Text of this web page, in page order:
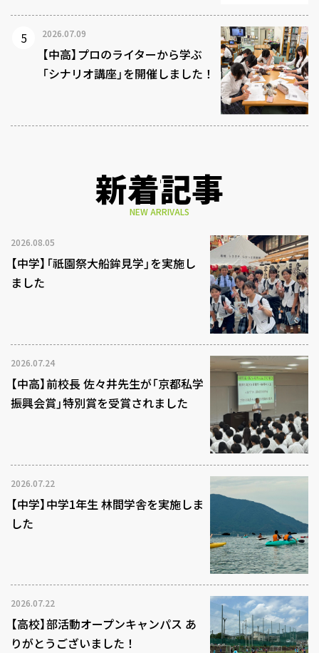
2026.07.09
【中高】プロのライターから学ぶ
「シナリオ講座」を開催しました！
新着記事
NEW ARRIVALS
2026.08.05
【中学】「祇園祭大船鉾見学」を実施し
ました
2026.07.24
【中高】前校長 佐々井先生が「京都私学
振興会賞」特別賞を受賞されました
2026.07.22
【中学】中学1年生 林間学舎を実施しま
した
2026.07.22
【高校】部活動オープンキャンパス あ
りがとうございました！